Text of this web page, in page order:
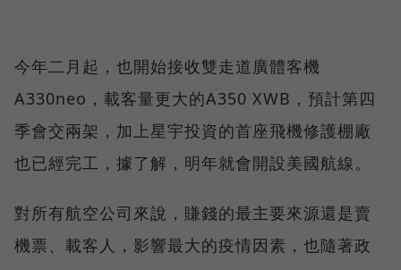
今年二月起，也開始接收雙走道廣體客機
A330neo，載客量更大的A350 XWB，預計第四
季會交兩架，加上星宇投資的首座飛機修護棚廠
也已經完工，據了解，明年就會開設美國航線。
對所有航空公司來說，賺錢的最主要來源還是賣
機票、載客人，影響最大的疫情因素，也隨著政